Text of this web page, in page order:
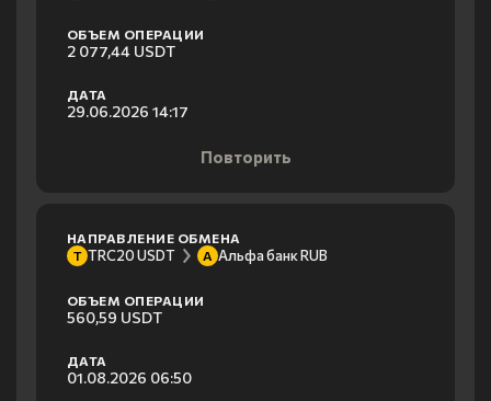
ОБЪЕМ ОПЕРАЦИИ
2 077,44 USDT
ДАТА
29.06.2026 14:17
Повторить
НАПРАВЛЕНИЕ ОБМЕНА
T TRC20 USDT А Альфа банк RUB
ОБЪЕМ ОПЕРАЦИИ
560,59 USDT
ДАТА
01.08.2026 06:50